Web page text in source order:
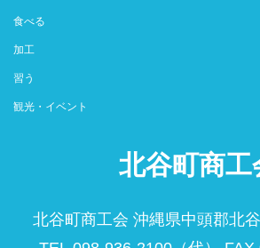
食べる
加工
習う
観光・イベント
北谷町商工
北谷町商工会 沖縄県中頭郡北